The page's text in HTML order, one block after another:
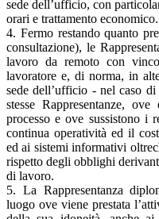
sede dell’ufficio, con
orari e trattamento economico.
4. Fermo restando quanto
consultazione), le
lavoro da remoto con
lavoratore e, di norma, in
sede dell’ufficio - nel caso
stesse Rappresentanze,
processo e ove sussistono i
continua operatività ed il
ed ai sistemi informativi
rispetto degli obblighi
di lavoro.
5. La Rappresentanza
luogo ove viene prestata